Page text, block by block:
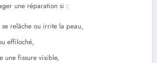
une réparation si :
se relâche ou irrite la peau,
effiloché,
une fissure visible,